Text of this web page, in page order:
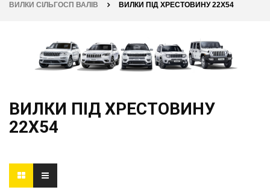
ВИЛКИ СІЛЬГОСП ВАЛІВ
ВИЛКИ ПІД ХРЕСТОВИНУ 22Х54
ВИЛКИ ПІД ХРЕСТОВИНУ
22Х54